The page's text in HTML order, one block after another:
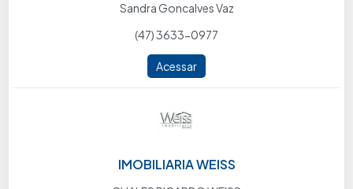
Sandra Goncalves Vaz
(47) 3633-0977
Acessar
IMOBILIARIA WEISS